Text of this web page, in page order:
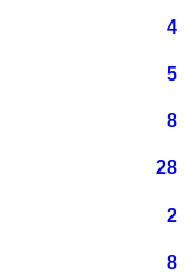
4
5
8
28
2
8